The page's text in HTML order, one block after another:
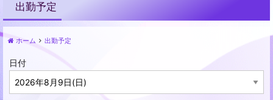
出勤予定
ホーム 出勤予定
日付